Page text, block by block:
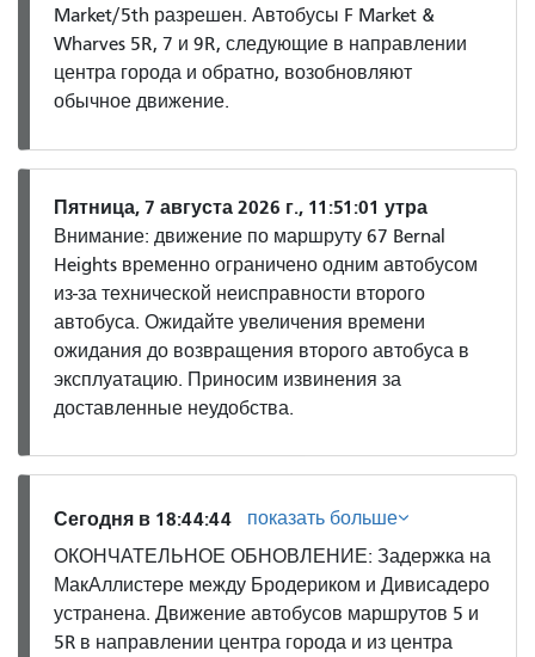
Market/5th разрешен. Автобусы F Market &
Wharves 5R, 7 и 9R, следующие в направлении
центра города и обратно, возобновляют
обычное движение.
Пятница, 7 августа 2026 г., 11:51:01 утра
Внимание: движение по маршруту 67 Bernal
Heights временно ограничено одним автобусом
из-за технической неисправности второго
автобуса. Ожидайте увеличения времени
ожидания до возвращения второго автобуса в
эксплуатацию. Приносим извинения за
доставленные неудобства.
Сегодня в 18:44:44
показать больше
ОКОНЧАТЕЛЬНОЕ ОБНОВЛЕНИЕ: Задержка на
МакАллистере между Бродериком и Дивисадеро
устранена. Движение автобусов маршрутов 5 и
5R в направлении центра города и из центра